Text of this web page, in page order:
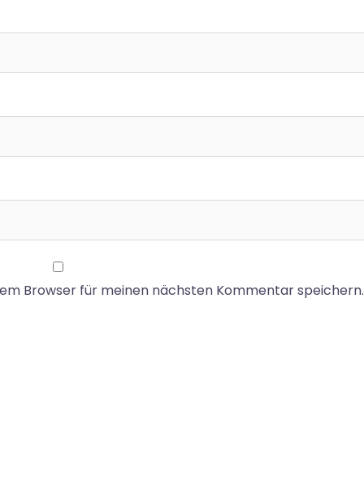
Browser für meinen nächsten Kommentar speichern.